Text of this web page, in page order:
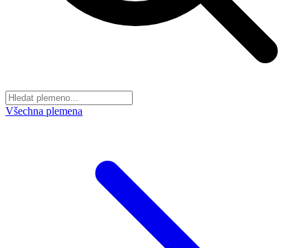
Všechna plemena